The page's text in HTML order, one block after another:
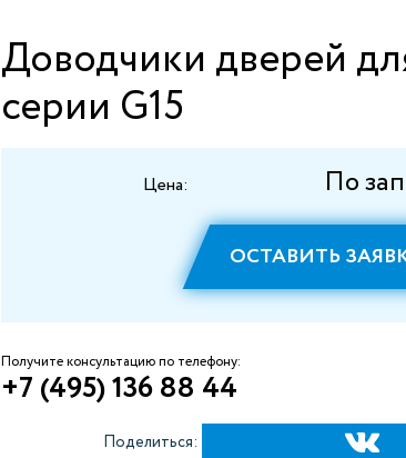
Доводчики дверей
серии G15
Цена: По
ОСТАВИТЬ
Получите консультацию по телефону:
+7 (495) 136 88 44
Поделиться: